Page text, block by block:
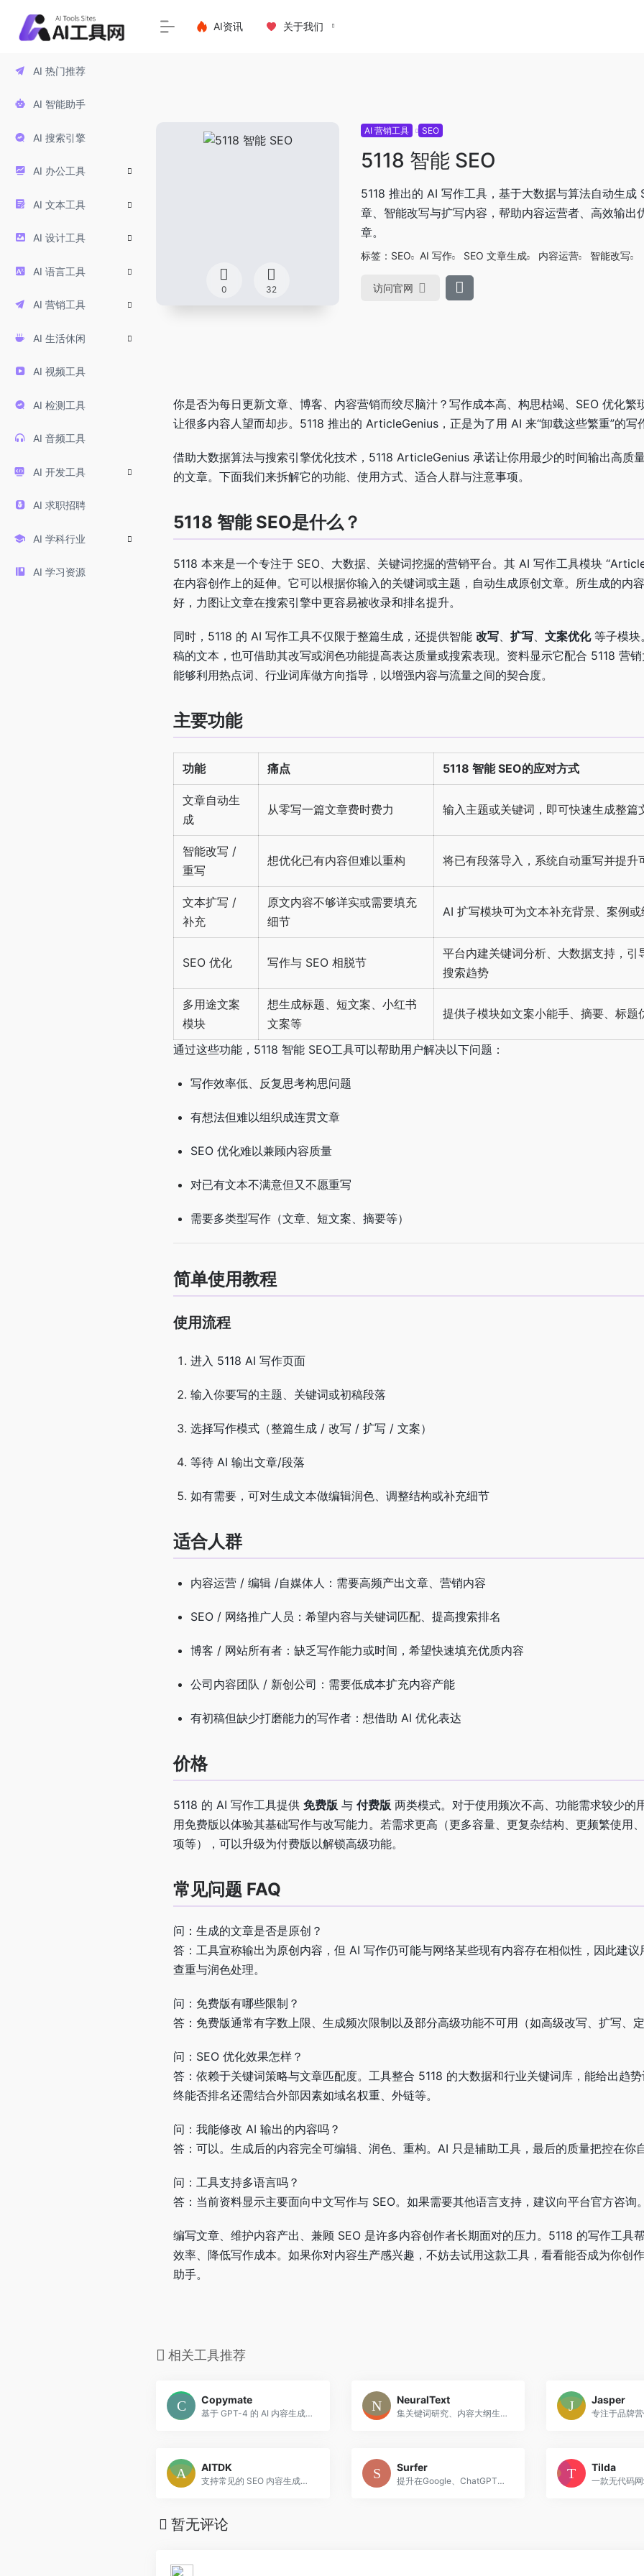
AI 热门推荐
AI 智能助手
AI 搜索引擎
AI 办公工具
AI 文本工具
AI 设计工具
AI 语言工具
AI 营销工具
AI 生活休闲
AI 视频工具
AI 检测工具
AI 音频工具
AI 开发工具
AI 求职招聘
AI 学科行业
AI 学习资源
AI资讯 关于我们
0 32
AI 营销工具 SEO
5118 智能 SEO
5118 推出的 AI 写作工具，基于大数据与算法自动生成
章、智能改写与扩写内容，帮助内容运营者、高效输出
章。
标签： SEO AI 写作 SEO 文章生成 内容运营 智能改写
访问官网
你是否为每日更新文章、博客、内容营销而绞尽脑汁？写作成本高、构思枯竭、SEO 优化
让很多内容人望而却步。5118 推出的 ArticleGenius，正是为了用 AI 来“卸载这些繁重”的写
借助大数据算法与搜索引擎优化技术，5118 ArticleGenius 承诺让你用最少的时间输出高质
的文章。下面我们来拆解它的功能、使用方式、适合人群与注意事项。
5118 智能 SEO是什么？
5118 本来是一个专注于 SEO、大数据、关键词挖掘的营销平台。其 AI 写作工具模块
在内容创作上的延伸。它可以根据你输入的关键词或主题，自动生成原创文章。所生成的内
好，力图让文章在搜索引擎中更容易被收录和排名提升。
同时，5118 的 AI 写作工具不仅限于整篇生成，还提供智能 改写、 扩写、 文案优化等子模块
稿的文本，也可借助其改写或润色功能提高表达质量或搜索表现。资料显示它配合 5118 营
能够利用热点词、行业词库做方向指导，以增强内容与流量之间的契合度。
主要功能
功能 痛点 5118 智能 SEO的应对方式
文章自动生
成
从零写一篇文章费时费力 输入主题或关键词，即可快速生成整篇
智能改写 /
重写
想优化已有内容但难以重构 将已有段落导入，系统自动重写并提升
文本扩写 /
补充
原文内容不够详实或需要填充
细节
AI 扩写模块可为文本补充背景、案例或
SEO 优化 写作与 SEO 相脱节
平台内建关键词分析、大数据支持，引
搜索趋势
多用途文案
模块
想生成标题、短文案、小红书
文案等
提供子模块如文案小能手、摘要、标题
通过这些功能，5118 智能 SEO工具可以帮助用户解决以下问题：
写作效率低、反复思考构思问题
有想法但难以组织成连贯文章
SEO 优化难以兼顾内容质量
对已有文本不满意但又不愿重写
需要多类型写作（文章、短文案、摘要等）
简单使用教程
使用流程
进入 5118 AI 写作页面
输入你要写的主题、关键词或初稿段落
选择写作模式（整篇生成 / 改写 / 扩写 / 文案）
等待 AI 输出文章/段落
如有需要，可对生成文本做编辑润色、调整结构或补充细节
适合人群
内容运营 / 编辑 /自媒体人：需要高频产出文章、营销内容
SEO / 网络推广人员：希望内容与关键词匹配、提高搜索排名
博客 / 网站所有者：缺乏写作能力或时间，希望快速填充优质内容
公司内容团队 / 新创公司：需要低成本扩充内容产能
有初稿但缺少打磨能力的写作者：想借助 AI 优化表达
价格
5118 的 AI 写作工具提供 免费版 与 付费版 两类模式。对于使用频次不高、功能需求较少的
用免费版以体验其基础写作与改写能力。若需求更高（更多容量、更复杂结构、更频繁使用
项等），可以升级为付费版以解锁高级功能。
常见问题 FAQ
问：生成的文章是否是原创？
答：工具宣称输出为原创内容，但 AI 写作仍可能与网络某些现有内容存在相似性，因此建议
查重与润色处理。
问：免费版有哪些限制？
答：免费版通常有字数上限、生成频次限制以及部分高级功能不可用（如高级改写、扩写、
问：SEO 优化效果怎样？
答：依赖于关键词策略与文章匹配度。工具整合 5118 的大数据和行业关键词库，能给出趋
终能否排名还需结合外部因素如域名权重、外链等。
问：我能修改 AI 输出的内容吗？
答：可以。生成后的内容完全可编辑、润色、重构。AI 只是辅助工具，最后的质量把控在你
问：工具支持多语言吗？
答：当前资料显示主要面向中文写作与 SEO。如果需要其他语言支持，建议向平台官方咨询
编写文章、维护内容产出、兼顾 SEO 是许多内容创作者长期面对的压力。5118 的写作工具
效率、降低写作成本。如果你对内容生产感兴趣，不妨去试用这款工具，看看能否成为你创
助手。
相关工具推荐
Copymate
基于 GPT-4 的 AI 内容生成平台，支持批量文章生成、多语言、高效 SEO 优化与 WordPress 集成，帮助内容创作者和营销团队极大提升写作效率。
NeuralText
集关键词研究、内容大纲生成、AI 写作与 SEO 优化于一体的全能平台，助力内容创作者与营销团队高效打造高质量、搜索引擎友好的文章。
Jasper
AITDK
支持常见的 SEO 内容生成，还提供浏览器插件扩展，能直接在网页上完成流量分析与优化检查
Surfer
提升在Google、ChatGPT等平台的可见性，AI助力内容优化。
Tilda
暂无评论